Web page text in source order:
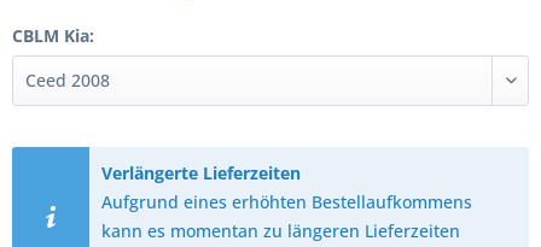
CBLM Kia:
Verlängerte Lieferzeiten
Aufgrund eines erhöhten Bestellaufkommens
kann es momentan zu längeren Lieferzeiten